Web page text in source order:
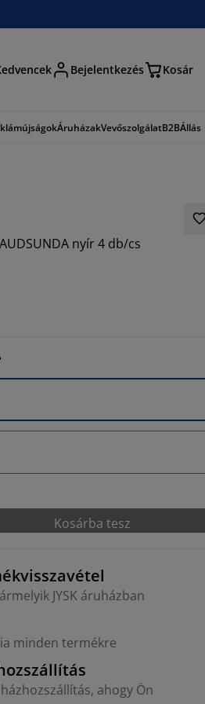
Bejelentkezés Kosár
ÁruházakVevőszolgálatB2BÁllás
nyír 4 db/cs
Kosárba tesz
JYSK áruházban
minden termékre
ahogy Ön